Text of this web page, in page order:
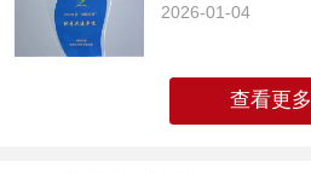
2026-01-04
查看更多